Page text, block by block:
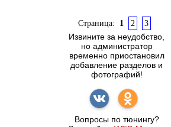
Страница: 1 2 3
Извините за неудобство,
но администратор
временно приостановил
добавление разделов и
фотографий!
Вопросы по тюнингу?